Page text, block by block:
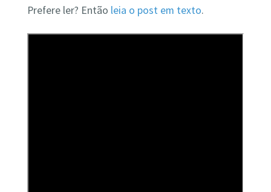
Prefere ler? Então leia o post em texto.